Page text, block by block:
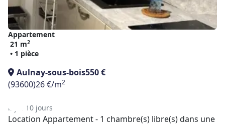
Appartement
21 m2
• 1 pièce
Aulnay-sous-bois550 €
(93600)26 €/m2
il y a 10 jours
Location Appartement - 1 chambre(s) libre(s) dans une